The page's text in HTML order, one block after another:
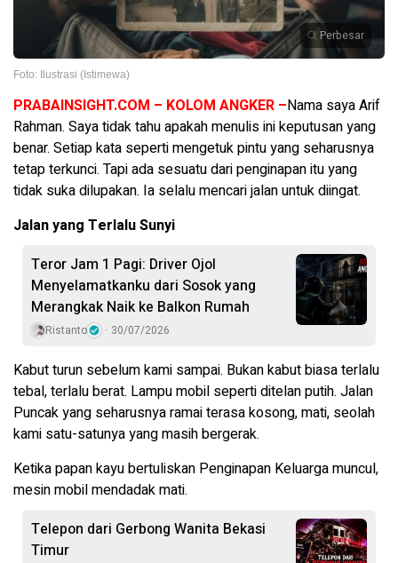
Perbesar
Foto: Ilustrasi (Istimewa)
PRABAINSIGHT.COM – KOLOM ANGKER –Nama saya Arif
Rahman. Saya tidak tahu apakah menulis ini keputusan yang
benar. Setiap kata seperti mengetuk pintu yang seharusnya
tetap terkunci. Tapi ada sesuatu dari penginapan itu yang
tidak suka dilupakan. Ia selalu mencari jalan untuk diingat.
Jalan yang Terlalu Sunyi
Teror Jam 1 Pagi: Driver Ojol
Menyelamatkanku dari Sosok yang
Merangkak Naik ke Balkon Rumah
Ristanto 30/07/2026
Kabut turun sebelum kami sampai. Bukan kabut biasa terlalu
tebal, terlalu berat. Lampu mobil seperti ditelan putih. Jalan
Puncak yang seharusnya ramai terasa kosong, mati, seolah
kami satu-satunya yang masih bergerak.
Ketika papan kayu bertuliskan Penginapan Keluarga muncul,
mesin mobil mendadak mati.
Telepon dari Gerbong Wanita Bekasi
Timur